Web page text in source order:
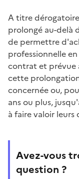
A titre
prolongé au-delà
de permettre
professionnelle
contrat et prévue
cette
concernée ou,
ans ou plus,
à faire valoir
Avez-vous
question ?